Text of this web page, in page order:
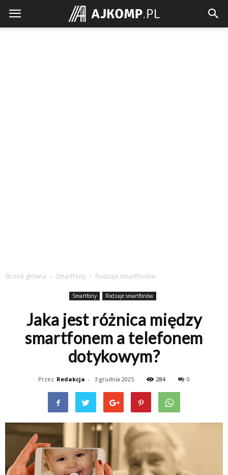
Ajkomp.pl
Strona główna Smartfony Rodzaje smartfonów
Smartfony Rodzaje smartfonów
Jaka jest różnica między
smartfonem a telefonem
dotykowym?
Przez Redakcja - 3 grudnia 2025 284 0